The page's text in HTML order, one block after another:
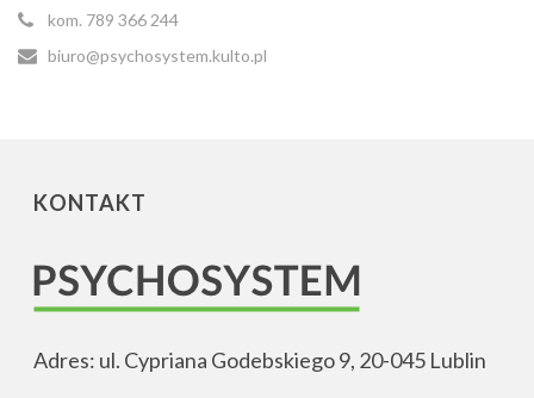
kom. 789 366 244
biuro@psychosystem.kulto.pl
KONTAKT
Adres: ul. Cypriana Godebskiego 9, 20-045 Lublin